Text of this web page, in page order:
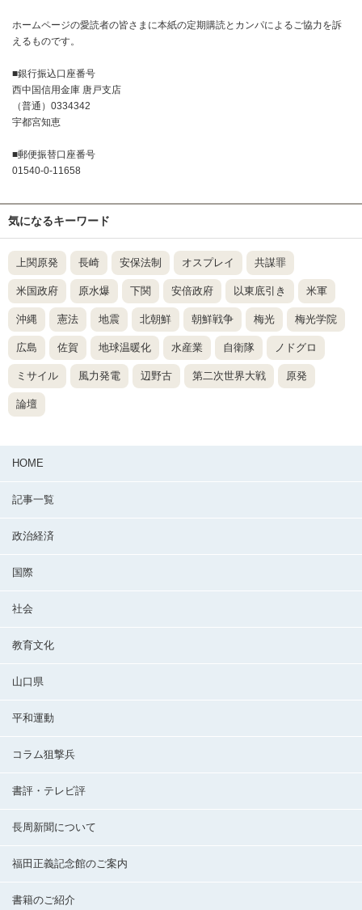
ホームページの愛読者の皆さまに本紙の定期購読とカンパによるご協力を訴
えるものです。
■銀行振込口座番号
西中国信用金庫 唐戸支店
（普通）0334342
宇都宮知恵
■郵便振替口座番号
01540-0-11658
気になるキーワード
上関原発 長崎 安保法制 オスプレイ 共謀罪
米国政府 原水爆 下関 安倍政府 以東底引き 米軍
沖縄 憲法 地震 北朝鮮 朝鮮戦争 梅光 梅光学院
広島 佐賀 地球温暖化 水産業 自衛隊 ノドグロ
ミサイル 風力発電 辺野古 第二次世界大戦 原発
論壇
HOME
記事一覧
政治経済
国際
社会
教育文化
山口県
平和運動
コラム狙撃兵
書評・テレビ評
長周新聞について
福田正義記念館のご案内
書籍のご紹介